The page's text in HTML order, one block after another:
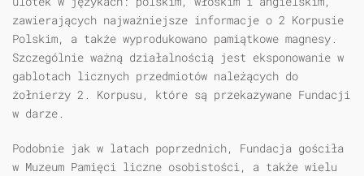
zawierających najważniejsze informacje o 2 Korpusie
Polskim, a także wyprodukowano pamiątkowe magnesy.
Szczególnie ważną działalnością jest eksponowanie w
gablotach licznych przedmiotów należących do
żołnierzy 2. Korpusu, które są przekazywane Fundacji
w darze.
Podobnie jak w latach poprzednich, Fundacja gościła
w Muzeum Pamięci liczne osobistości, a także wielu